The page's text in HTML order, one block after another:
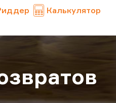
Калькулятор